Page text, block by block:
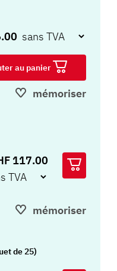
au panier
mémoriser
117.00
mémoriser
de 25)